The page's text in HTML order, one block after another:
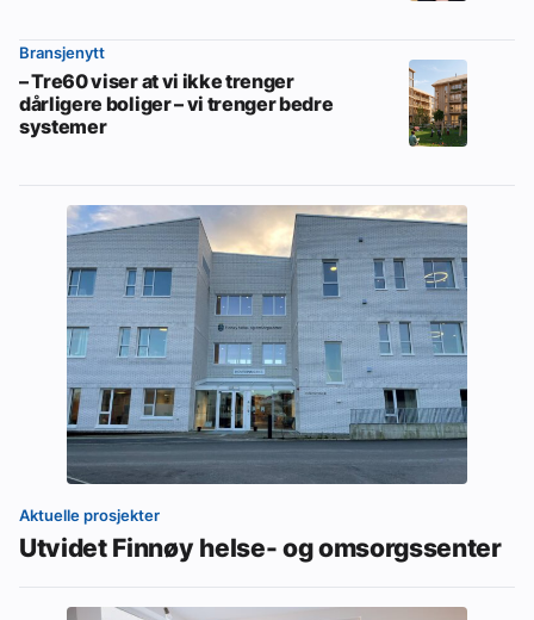
Bransjenytt
– Tre60 viser at vi ikke trenger
dårligere boliger – vi trenger bedre
systemer
Aktuelle prosjekter
Utvidet Finnøy helse- og omsorgssenter